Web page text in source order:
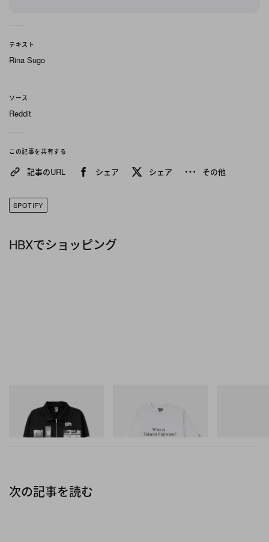
メキシコ：Anabantha
キューバ：Zeus
ブラジル：Sepultura
コロンビア：Kraken
ベネズエラ：Cultura Tres
イギリス：Black Sabbath
ドイツ：Rammstein
フランス：Gojira
ポーランド：Behemoth
スウェーデン：Sabaton
ボツワナ：Overthrust
ジンバブエ：Dividing the Element
日本：Babymetal
テキスト
Rina Sugo
ソース
Reddit
この記事を共有する
記事のURL シェア シェア その他
SPOTIFY
HBXでショッピング
Billionaire Boys Club X Initial
D Cotton Jacket
今すぐ購入
Billionaire Boys Club X Initial
D Cotton T-Shirt 3
今すぐ購入
次の記事を読む